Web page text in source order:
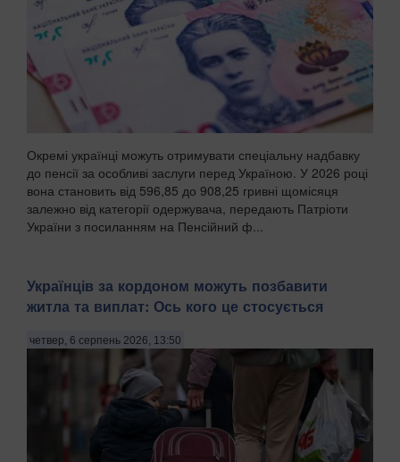
Окремі українці можуть отримувати спеціальну надбавку
до пенсії за особливі заслуги перед Україною. У 2026 році
вона становить від 596,85 до 908,25 гривні щомісяця
залежно від категорії одержувача, передають Патріоти
України з посиланням на Пенсійний ф...
Українців за кордоном можуть позбавити
житла та виплат: Ось кого це стосується
четвер, 6 серпень 2026, 13:50